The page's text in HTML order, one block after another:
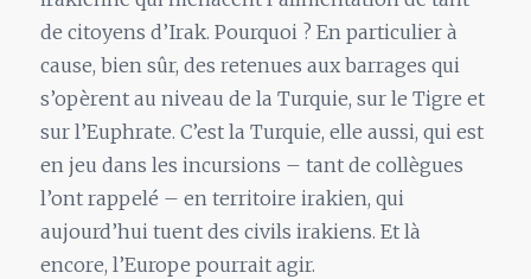
de citoyens d’Irak. Pourquoi ? En particulier à
cause, bien sûr, des retenues aux barrages qui
s’opèrent au niveau de la Turquie, sur le Tigre et
sur l’Euphrate. C’est la Turquie, elle aussi, qui est
en jeu dans les incursions – tant de collègues
l’ont rappelé – en territoire irakien, qui
aujourd’hui tuent des civils irakiens. Et là
encore, l’Europe pourrait agir.